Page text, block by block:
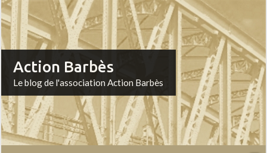
Action Barbès
Le blog de l'association Action Barbès